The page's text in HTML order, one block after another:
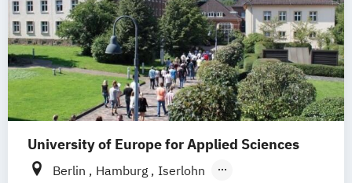
International Business Management (EN)
SAP Engineering & Analytics (Heidelberg)
(EN)
University of Europe for Applied Sciences
Berlin Hamburg
Iserlohn